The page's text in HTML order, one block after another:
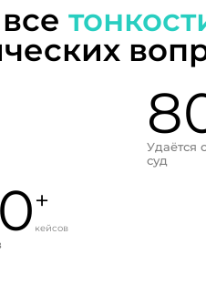
Удаётся
суд
+
кейсов